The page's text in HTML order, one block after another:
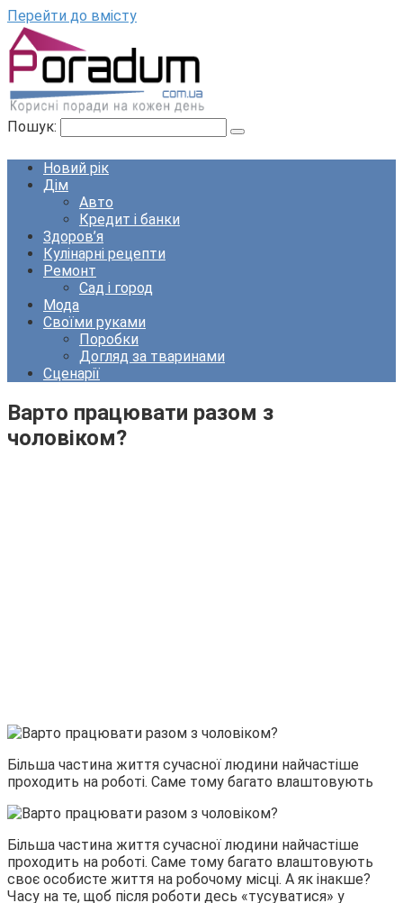
Перейти до вмісту
Пошук:
Новий рік
Дім
Авто
Кредит і банки
Здоров’я
Кулінарні рецепти
Ремонт
Сад і город
Мода
Своїми руками
Поробки
Догляд за тваринами
Сценарії
Варто працювати разом з
чоловіком?
Більша частина життя сучасної людини найчастіше
проходить на роботі. Саме тому багато влаштовують
Більша частина життя сучасної людини найчастіше
проходить на роботі. Саме тому багато влаштовують
своє особисте життя на робочому місці. А як інакше?
Часу на те, щоб після роботи десь «тусуватися» у